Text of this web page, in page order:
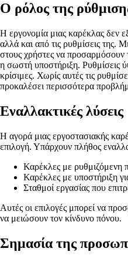
Ο ρόλος της
Η εργονομία μιας καρέκλας δεν
αλλά και από τις ρυθμίσεις της.
στους χρήστες να προσαρμόσουν
η σωστή υποστήριξη. Ρυθμίσεις
κρίσιμες. Χωρίς αυτές τις
προκαλέσει περισσότερα
Εναλλακτικές λύσεις
Η αγορά μιας εργοστασιακής
επιλογή. Υπάρχουν πλήθος
Καρέκλες με ρυθμιζόμενη
Καρέκλες με υποστήριξη
Σταθμοί εργασίας που
Αυτές οι επιλογές μπορεί να
να μειώσουν τον κίνδυνο πόνου.
Σημασία της